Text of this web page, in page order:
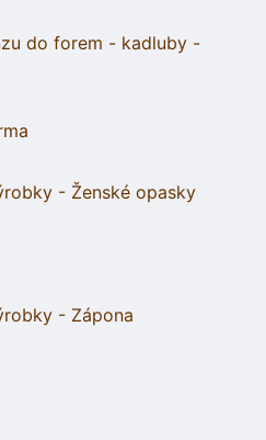
do forem - kadluby -
- Ženské opasky
- Zápona